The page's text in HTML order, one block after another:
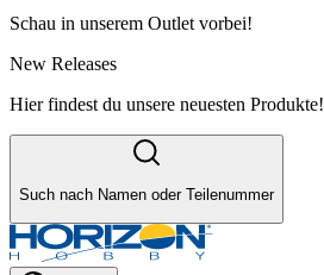
Schau in unserem Outlet vorbei!
New Releases
Hier findest du unsere neuesten Produkte!
Such nach Namen oder Teilenummer